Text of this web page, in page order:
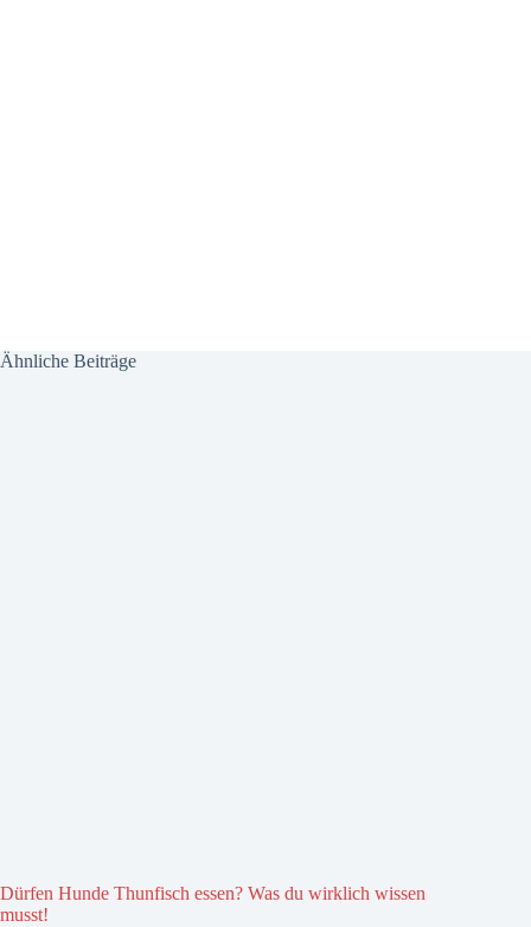
Ähnliche Beiträge
Dürfen Hunde Thunfisch essen? Was du wirklich wissen
musst!